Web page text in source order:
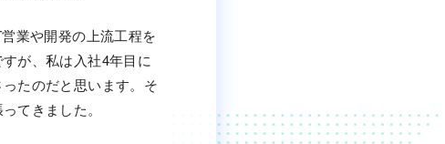
業や開発の上流工程を
が、私は入社4年目に
たのだと思います。そ
てきました。